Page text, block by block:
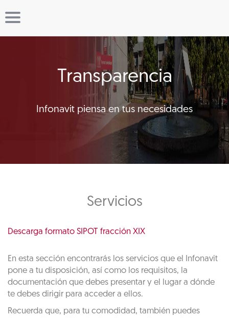
Transparencia
Infonavit piensa en tus necesidades
Servicios
Descarga formato SIPOT fracción XIX
En esta sección encontrarás los servicios que el Infonavit
pone a tu disposición, así como los requisitos, la
documentación que debes presentar y el lugar a dónde
te debes dirigir para acceder a ellos.
Recuerda que, para tu comodidad, también puedes